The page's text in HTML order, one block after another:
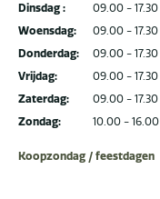
Dinsdag :
Woensdag:
Donderdag:
Vrijdag:
Zaterdag:
Zondag:
09.00 - 17.30
09.00 - 17.30
09.00 - 17.30
09.00 - 17.30
09.00 - 17.30
10.00 - 16.00
Koopzondag / feestdagen